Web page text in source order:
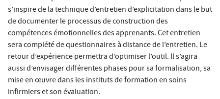
s’inspire de la technique d’entretien d’explicitation dans le but
de documenter le processus de construction des
compétences émotionnelles des apprenants. Cet entretien
sera complété de questionnaires à distance de l’entretien. Le
retour d’expérience permettra d’optimiser l’outil. Il s’agira
aussi d’envisager différentes phases pour sa formalisation, sa
mise en œuvre dans les instituts de formation en soins
infirmiers et son évaluation.